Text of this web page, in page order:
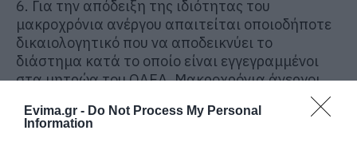
Evima.gr - Do Not Process My Personal
Information
6. Για την απόδειξη της ιδιότητας του
μακροχρόνια ανέργου απαιτείται οποιοδήποτε
δικαιολογητικό που να αποδεικνύει το
διάστημα κατά το οποίο είναι εγγεγραμμένοι
στα μητρώα του ΟΑΕΔ. Μακροχρόνια άνεργοι
ανεργίας και ευρίσκονται σε διαρκή κατάσταση